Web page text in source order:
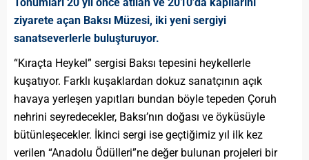
ziyarete açan Baksı Müzesi, iki yeni sergiyi
sanatseverlerle buluşturuyor.
“Kıraçta Heykel” sergisi Baksı tepesini heykellerle
kuşatıyor. Farklı kuşaklardan dokuz sanatçının açık
havaya yerleşen yapıtları bundan böyle tepeden Çoruh
nehrini seyredecekler, Baksı’nın doğası ve öyküsüyle
bütünleşecekler. İkinci sergi ise geçtiğimiz yıl ilk kez
verilen “Anadolu Ödülleri”ne değer bulunan projeleri bir